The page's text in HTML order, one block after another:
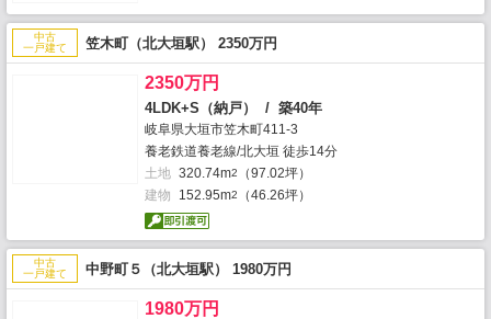
中古
一戸建て
笠木町（北大垣駅） 2350万円
2350万円
4LDK+S（納戸） / 築40年
岐阜県大垣市笠木町411-3
養老鉄道養老線/北大垣 徒歩14分
土地 320.74m2
（97.02坪）
建物
152.95m2 （46.26坪）
中古
一戸建て
中野町５（北大垣駅） 1980万円
1980万円